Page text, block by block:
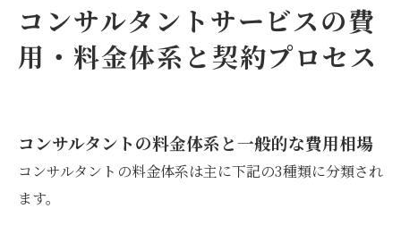
コンサルタントサービスの費
用・料金体系と契約プロセス
コンサルタントの料金体系と一般的な費用相場
コンサルタントの料金体系は主に下記の3種類に分類され
ます。